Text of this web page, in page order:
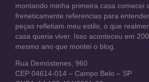
montando minha primeira casa comecei
freneticamente referencias para
peças refletiam meu estilo, o que
casa queria viver. Isso aconteceu em
mesmo ano que montei o blog.
Rua Demóstenes, 960
CEP 04614-014 – Campo Belo – SP